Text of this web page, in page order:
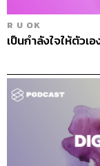
ก่อตัว ความชำน
ลนเมื่อต้องพูดต่อ
ปอนด์
ดุจดาว วัฒนปกรณ์
R U OK
เป็นกำลังใจให้ตัวเ